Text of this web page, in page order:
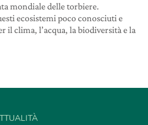
mondiale delle torbiere.
ecosistemi poco conosciuti e
il clima, l’acqua, la biodiversità e la